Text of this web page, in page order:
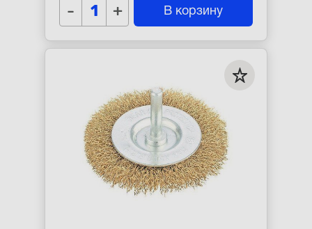
- + В корзину